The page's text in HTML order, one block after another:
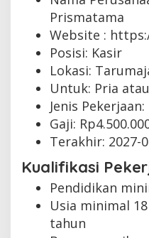
Prismatama
Website :
Posisi: Kasir
Lokasi:
Untuk: Pria
Jenis Pekerjaan:
Gaji: Rp
Terakhir: 2027-
Kualifikasi
Pendidikan
Usia minimal
tahun